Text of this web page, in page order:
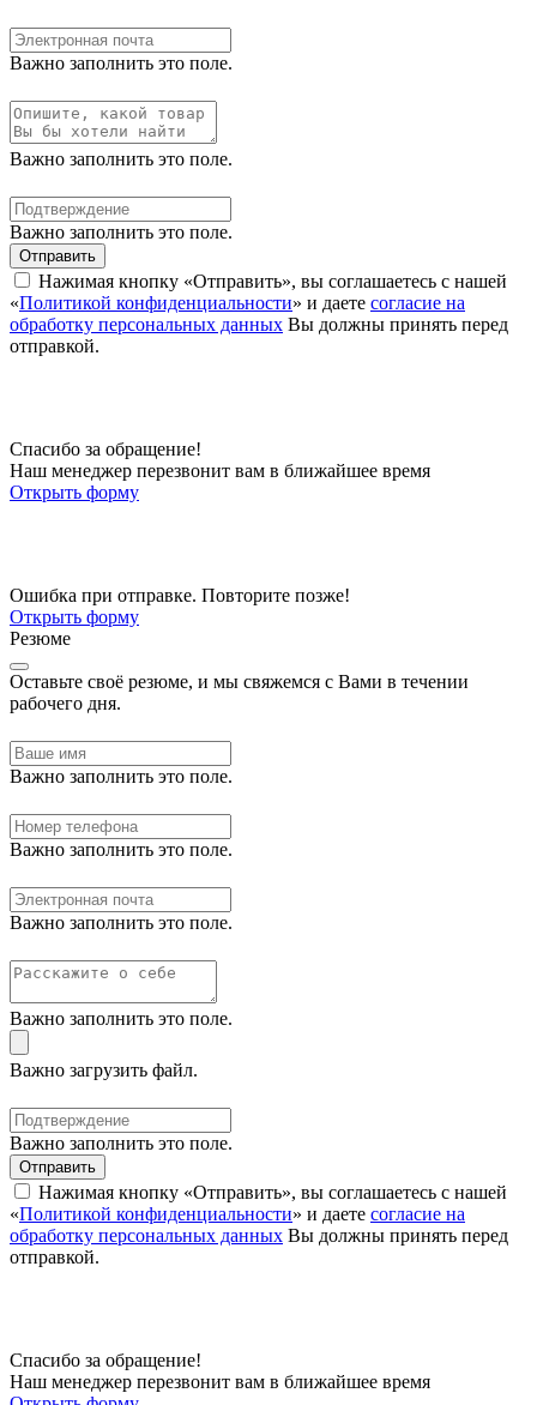
Важно заполнить это поле.
Важно заполнить это поле.
Важно заполнить это поле.
Отправить
Нажимая кнопку «Отправить», вы соглашаетесь с нашей
«Политикой конфиденциальности» и даете согласие на
обработку персональных данных Вы должны принять перед
отправкой.
Спасибо за обращение!
Наш менеджер перезвонит вам в ближайшее время
Открыть форму
Ошибка при отправке. Повторите позже!
Открыть форму
Резюме
Оставьте своё резюме, и мы свяжемся с Вами в течении
рабочего дня.
Важно заполнить это поле.
Важно заполнить это поле.
Важно заполнить это поле.
Важно заполнить это поле.
Важно загрузить файл.
Важно заполнить это поле.
Отправить
Нажимая кнопку «Отправить», вы соглашаетесь с нашей
«Политикой конфиденциальности» и даете согласие на
обработку персональных данных Вы должны принять перед
отправкой.
Спасибо за обращение!
Наш менеджер перезвонит вам в ближайшее время